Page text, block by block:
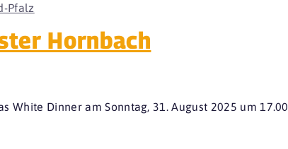
Pfalz
Hornbach
White Dinner am Sonntag, 31. August 2025 um